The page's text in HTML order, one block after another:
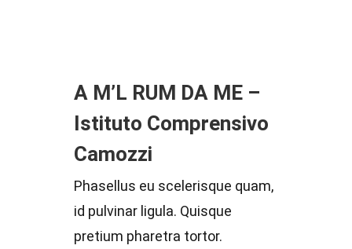
A M’L RUM DA ME –
Istituto Comprensivo
Camozzi
Phasellus eu scelerisque quam,
id pulvinar ligula. Quisque
pretium pharetra tortor.